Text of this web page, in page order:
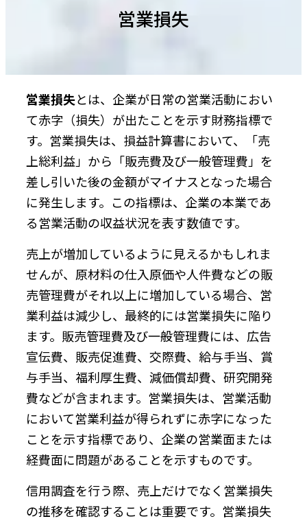
営業損失
営業損失とは、企業が日常の営業活動におい
て赤字（損失）が出たことを示す財務指標で
す。営業損失は、損益計算書において、「売
上総利益」から「販売費及び一般管理費」を
差し引いた後の金額がマイナスとなった場合
に発生します。この指標は、企業の本業であ
る営業活動の収益状況を表す数値です。
売上が増加しているように見えるかもしれま
せんが、原材料の仕入原価や人件費などの販
売管理費がそれ以上に増加している場合、営
業利益は減少し、最終的には営業損失に陥り
ます。販売管理費及び一般管理費には、広告
宣伝費、販売促進費、交際費、給与手当、賞
与手当、福利厚生費、減価償却費、研究開発
費などが含まれます。営業損失は、営業活動
において営業利益が得られずに赤字になった
ことを示す指標であり、企業の営業面または
経費面に問題があることを示すものです。
信用調査を行う際、売上だけでなく営業損失
の推移を確認することは重要です。営業損失